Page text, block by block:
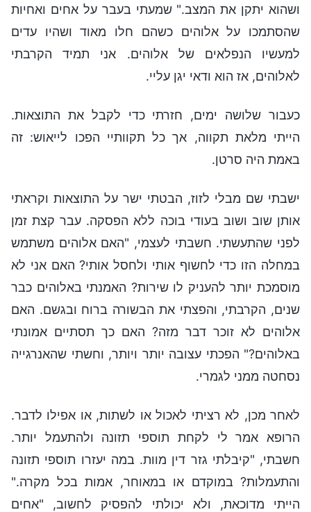
ושהוא יתקן את המצב." שמעתי בעבר על אחים ואחיות
שהסתמכו על אלוהים כשהם חלו מאוד ושהיו עדים
למעשיו הנפלאים של אלוהים. אני תמיד הקרבתי
לאלוהים, אז הוא ודאי יגן עליי.
כעבור שלושה ימים, חזרתי כדי לקבל את התוצאות.
הייתי מלאת תקווה, אך כל תקוותיי הפכו לייאוש: זה
באמת היה סרטן.
ישבתי שם מבלי לזוז, הבטתי ישר על התוצאות וקראתי
אותן שוב ושוב בעודי בוכה ללא הפסקה. עבר קצת זמן
לפני שהתעשתי. חשבתי לעצמי, "האם אלוהים משתמש
במחלה הזו כדי לחשוף אותי ולחסל אותי? האם אני לא
מוסמכת יותר להעניק לו שירות? האמנתי באלוהים כבר
שנים, הקרבתי, והפצתי את הבשורה ברוח ובגשם. האם
אלוהים לא זוכר דבר מזה? האם כך תסתיים אמונתי
באלוהים?" הפכתי עצובה יותר ויותר, וחשתי שהאנרגייה
נסחטה ממני לגמרי.
לאחר מכן, לא רציתי לאכול או לשתות, או אפילו לדבר.
הרופא אמר לי לקחת תוספי תזונה ולהתעמל יותר.
חשבתי, "קיבלתי גזר דין מוות. במה יעזרו תוספי תזונה
והתעמלות? במוקדם או במאוחר, אמות בכל מקרה."
הייתי מדוכאת, ולא יכולתי להפסיק לחשוב, "אחים